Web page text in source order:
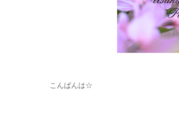
こんばんは☆